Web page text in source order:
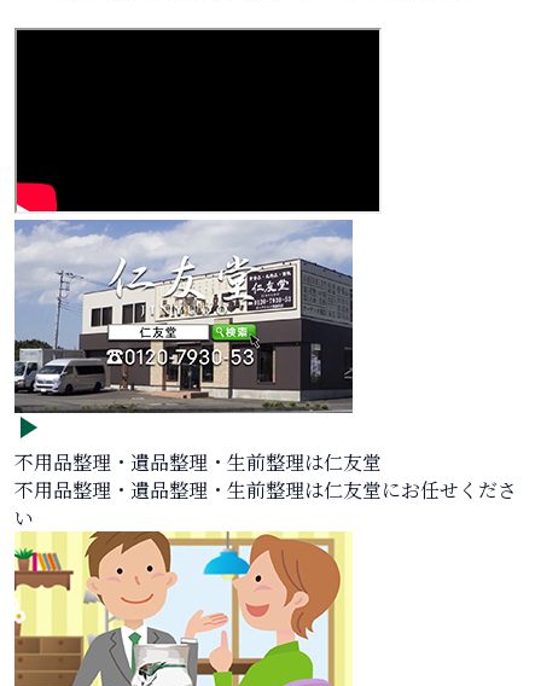
不用品整理・遺品整理・生前整理は仁友堂
不用品整理・遺品整理・生前整理は仁友堂にお任せくださ
い